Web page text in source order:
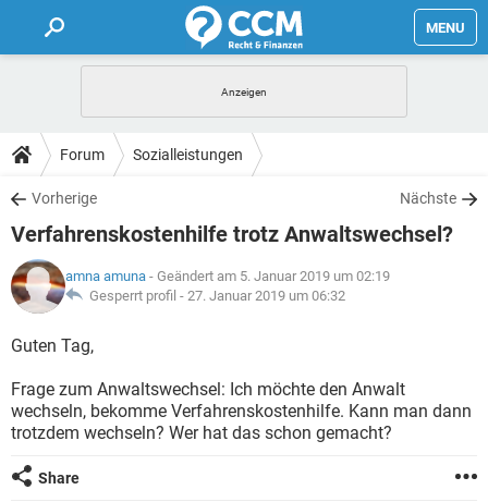
MENU
FORUM
TIPPS
Forum Sozialleistungen
Vorherige Nächste
Verfahrenskostenhilfe trotz Anwaltswechsel?
amna amuna - Geändert am 5. Januar 2019 um 02:19
Gesperrt profil - 27. Januar 2019 um 06:32
Guten Tag,
Frage zum Anwaltswechsel: Ich möchte den Anwalt
wechseln, bekomme Verfahrenskostenhilfe. Kann man dann
trotzdem wechseln? Wer hat das schon gemacht?
Share